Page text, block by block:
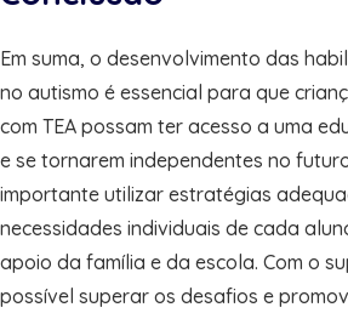
Em suma, o desenvolvimento das
no autismo é essencial para que
com TEA possam ter acesso a uma
e se tornarem independentes no
importante utilizar estratégias
necessidades individuais de cada
apoio da família e da escola. Com o
possível superar os desafios e